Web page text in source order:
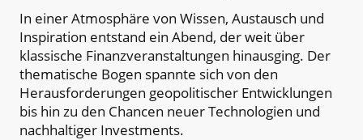
In einer Atmosphäre von Wissen, Austausch und
Inspiration entstand ein Abend, der weit über
klassische Finanzveranstaltungen hinausging. Der
thematische Bogen spannte sich von den
Herausforderungen geopolitischer Entwicklungen
bis hin zu den Chancen neuer Technologien und
nachhaltiger Investments.